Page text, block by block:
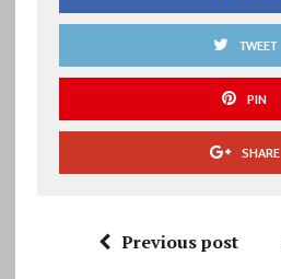
TWEET
PIN
SHARE
Previous post